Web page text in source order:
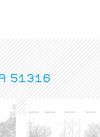
51316